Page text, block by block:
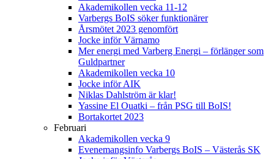
Akademikollen vecka 11-12
Varbergs BoIS söker funktionärer
Årsmötet 2023 genomfört
Jocke inför Värnamo
Mer energi med Varberg Energi – förlänger som
Guldpartner
Akademikollen vecka 10
Jocke inför AIK
Niklas Dahlström är klar!
Yassine El Ouatki – från PSG till BoIS!
Bortakortet 2023
Februari
Akademikollen vecka 9
Evenemangsinfo Varbergs BoIS – Västerås SK